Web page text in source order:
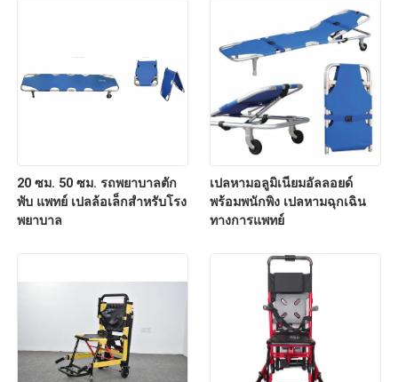
20 ซม. 50 ซม. รถพยาบาลตัก
พับ แพทย์ เปลล้อเล็กสำหรับโรง
พยาบาล
เปลหามอลูมิเนียมอัลลอยด์
พร้อมพนักพิง เปลหามฉุกเฉิน
ทางการแพทย์